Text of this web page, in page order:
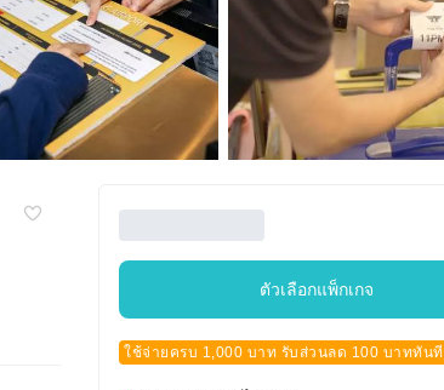
ตัวเลือกแพ็กเกจ
ใช้จ่ายครบ 1,000 บาท รับส่วนลด 100 บาททันที